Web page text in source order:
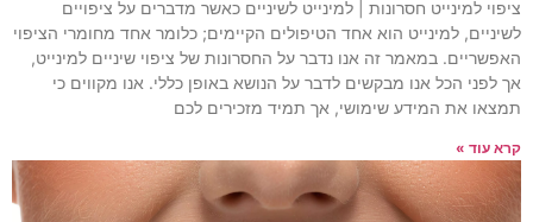
ציפוי למינייט חסרונות | למינייט לשיניים כאשר מדברים על ציפויים
לשיניים, למינייט הוא אחד הטיפולים הקיימים; כלומר אחד מחומרי הציפוי
האפשריים. במאמר זה אנו נדבר על החסרונות של ציפוי שיניים למינייט,
אך לפני הכל אנו מבקשים לדבר על הנושא באופן כללי. אנו מקווים כי
תמצאו את המידע שימושי, אך תמיד מזכירים לכם
קרא עוד »